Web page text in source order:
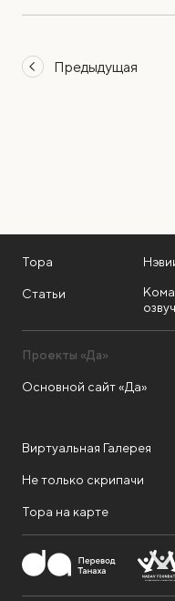
Предыдущая
Тора
Статьи
Проекты «Да»
Основной сайт «Да»
Виртуальная Галерея
Не только скрипачи
Тора на карте